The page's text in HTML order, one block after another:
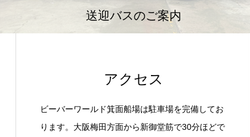
送迎バスのご案内
アクセス
ビーバーワールド箕面船場は駐車場を完備してお
ります。大阪梅田方面から新御堂筋で30分ほどで